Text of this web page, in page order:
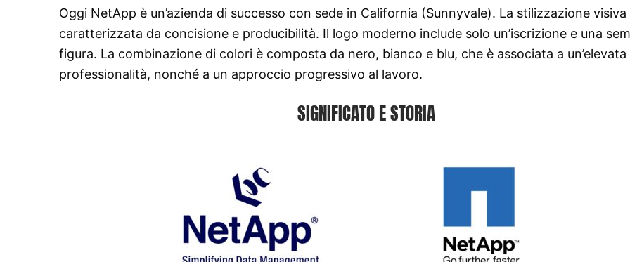
Oggi NetApp è un’azienda di successo con sede in California (Sunnyvale). La stilizzazione visiva
caratterizzata da concisione e producibilità. Il logo moderno include solo un’iscrizione e una
figura. La combinazione di colori è composta da nero, bianco e blu, che è associata a un’elevata
professionalità, nonché a un approccio progressivo al lavoro.
SIGNIFICATO E STORIA